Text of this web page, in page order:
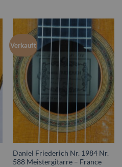
Verkauft
Daniel Friederich Nr. 1984 Nr.
588 Meistergitarre – France